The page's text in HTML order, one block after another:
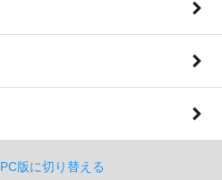
PC版に切り替える